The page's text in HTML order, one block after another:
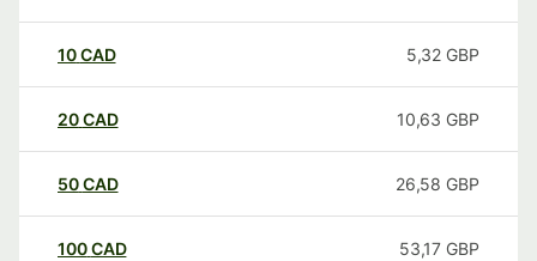
10CAD 5,32 GBP
20CAD 10,63 GBP
50CAD 26,58 GBP
100CAD 53,17 GBP